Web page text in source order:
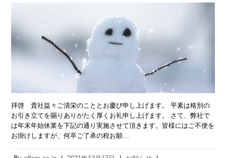
拝啓 貴社益々ご清栄のこととお慶び申し上げます。 平素は格別の
お引き立てを賜りありがたく厚くお礼申し上げます。 さて、弊社で
は年末年始休業を下記の通り実施させて頂きます。皆様にはご不便を
お掛けしますが、何卒ご了承の程お願…